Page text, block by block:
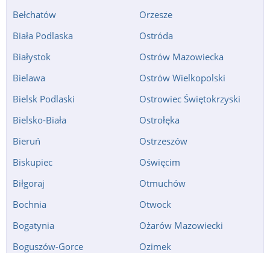
Bełchatów
Biała Podlaska
Białystok
Bielawa
Bielsk Podlaski
Bielsko-Biała
Bieruń
Biskupiec
Biłgoraj
Bochnia
Bogatynia
Boguszów-Gorce
Orzesze
Ostróda
Ostrów Mazowiecka
Ostrów Wielkopolski
Ostrowiec Świętokrzyski
Ostrołęka
Ostrzeszów
Oświęcim
Otmuchów
Otwock
Ożarów Mazowiecki
Ozimek